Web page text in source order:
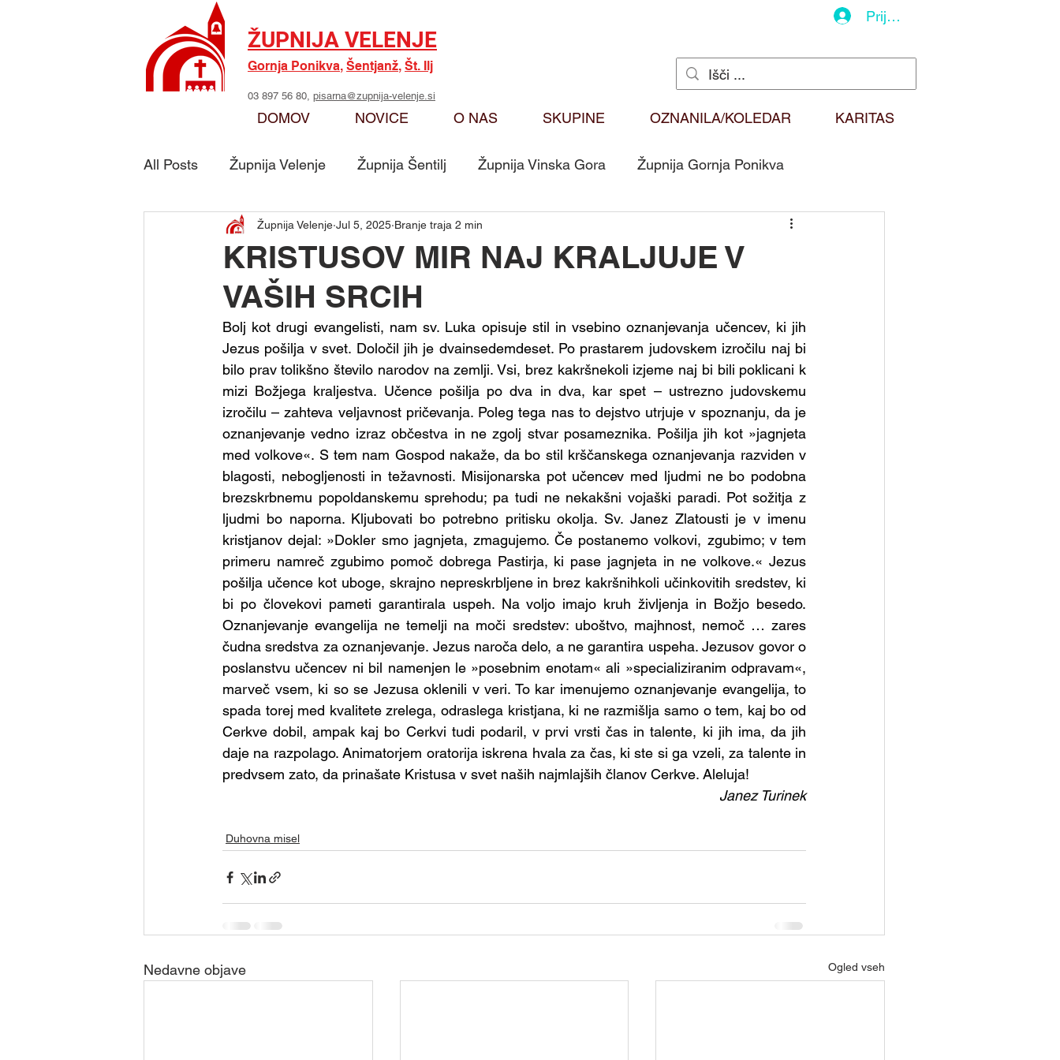
ŽUPNIJA VELENJE
Gornja Ponikva, Šentjanž, Št. Ilj
03 897 56 80, pisarna@zupnija-velenje.si
Prijava
DOMOV NOVICE O NAS SKUPINE OZNANILA/KOLEDAR KARITAS
All Posts Župnija Velenje Župnija Šentilj Župnija Vinska Gora Župnija Gornja Ponikva
Skupina - Možje sv. Jožefa Oznanila Karitas Duhovna misel
Skupina - Marijino delo Skupina - Ključarji Sv. Martin
Skupina - Skavti Skupina - Ministranti Skupina - Martinčki Skupina - Svetopisemske urice
Skupina - Prostovoljci za delovne a Skupina - Animatorji Skupina - Biblična Skupina - Kateheti
Skupina - Karitas Skupina - tamladi Skupina - Prostovoljci za kavo
KRISTUSOV MIR NAJ KRALJUJE V
VAŠIH SRCIH
Župnija Velenje Jul 5, 2025 Branje traja 2 min
Bolj kot drugi evangelisti, nam sv. Luka opisuje stil in vsebino oznanjevanja učencev, ki jih
Jezus pošilja v svet. Določil jih je dvainsedemdeset. Po prastarem judovskem izročilu naj bi
bilo prav tolikšno število narodov na zemlji. Vsi, brez kakršnekoli izjeme naj bi bili poklicani k
mizi Božjega kraljestva. Učence pošilja po dva in dva, kar spet – ustrezno judovskemu
izročilu – zahteva veljavnost pričevanja. Poleg tega nas to dejstvo utrjuje v spoznanju, da je
oznanjevanje vedno izraz občestva in ne zgolj stvar posameznika. Pošilja jih kot »jagnjeta
med volkove«. S tem nam Gospod nakaže, da bo stil krščanskega oznanjevanja razviden v
blagosti, nebogljenosti in težavnosti. Misijonarska pot učencev med ljudmi ne bo podobna
brezskrbnemu popoldanskemu sprehodu; pa tudi ne nekakšni vojaški paradi. Pot sožitja z
ljudmi bo naporna. Kljubovati bo potrebno pritisku okolja. Sv. Janez Zlatousti je v imenu
kristjanov dejal: »Dokler smo jagnjeta, zmagujemo. Če postanemo volkovi, zgubimo; v tem
primeru namreč zgubimo pomoč dobrega Pastirja, ki pase jagnjeta in ne volkove.« Jezus
pošilja učence kot uboge, skrajno nepreskrbljene in brez kakršnihkoli učinkovitih sredstev, ki
bi po človekovi pameti garantirala uspeh. Na voljo imajo kruh življenja in Božjo besedo.
Oznanjevanje evangelija ne temelji na moči sredstev: uboštvo, majhnost, nemoč … zares
čudna sredstva za oznanjevanje. Jezus naroča delo, a ne garantira uspeha. Jezusov govor o
poslanstvu učencev ni bil namenjen le »posebnim enotam« ali »specializiranim odpravam«,
marveč vsem, ki so se Jezusa oklenili v veri. To kar imenujemo oznanjevanje evangelija, to
spada torej med kvalitete zrelega, odraslega kristjana, ki ne razmišlja samo o tem, kaj bo od
Cerkve dobil, ampak kaj bo Cerkvi tudi podaril, v prvi vrsti čas in talente, ki jih ima, da jih
daje na razpolago. Animatorjem oratorija iskrena hvala za čas, ki ste si ga vzeli, za talente in
predvsem zato, da prinašate Kristusa v svet naših najmlajših članov Cerkve. Aleluja!
Janez Turinek
Duhovna misel
Nedavne objave Ogled vseh